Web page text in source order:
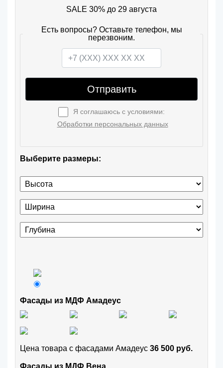
SALE 30% до 29 августа
Есть вопросы? Оставьте телефон, мы
перезвоним.
Отправить
Я соглашаюсь с условиями:
Обработки персональных данных
Выберите размеры:
Фасады из МДФ Амадеус
Цена товара с фасадами Амадеус 36 500 руб.
Фасады из МДФ Вена